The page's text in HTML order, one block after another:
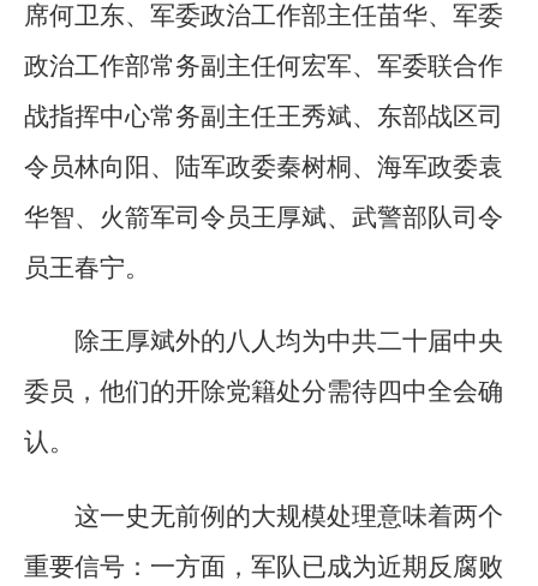
席何卫东、军委政治工作部主任苗华、军委
政治工作部常务副主任何宏军、军委联合作
战指挥中心常务副主任王秀斌、东部战区司
令员林向阳、陆军政委秦树桐、海军政委袁
华智、火箭军司令员王厚斌、武警部队司令
员王春宁。
除王厚斌外的八人均为中共二十届中央
委员，他们的开除党籍处分需待四中全会确
认。
这一史无前例的大规模处理意味着两个
重要信号：一方面，军队已成为近期反腐败